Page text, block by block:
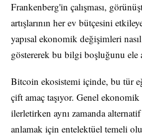
Frankenberg'in çalışması,
artışlarının her ev bütçesini
yapısal ekonomik değişimleri nasıl
göstererek bu bilgi boşluğunu ele
Bitcoin ekosistemi içinde, bu tür
çift amaç taşıyor. Genel ekonomik
ilerletirken aynı zamanda
anlamak için entelektüel temeli